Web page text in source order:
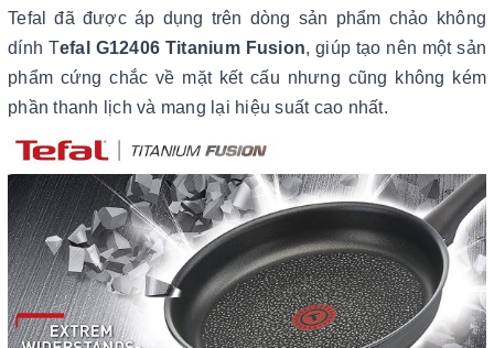
Tefal đã được áp dụng trên dòng sản phẩm chảo không
dính Tefal G12406 Titanium Fusion, giúp tạo nên một sản
phẩm cứng chắc về mặt kết cấu nhưng cũng không kém
phần thanh lịch và mang lại hiệu suất cao nhất.